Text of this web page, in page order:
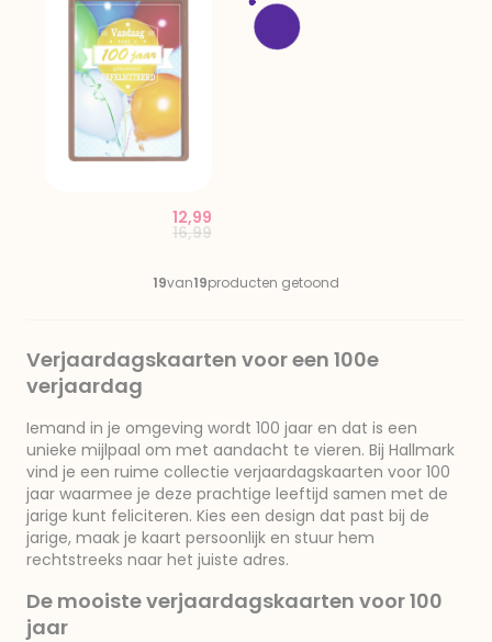
Price reduced from
16,99to
12,99
19van19producten getoond
Verjaardagskaarten voor een 100e
verjaardag
Iemand in je omgeving wordt 100 jaar en dat is een
unieke mijlpaal om met aandacht te vieren. Bij Hallmark
vind je een ruime collectie verjaardagskaarten voor 100
jaar waarmee je deze prachtige leeftijd samen met de
jarige kunt feliciteren. Kies een design dat past bij de
jarige, maak je kaart persoonlijk en stuur hem
rechtstreeks naar het juiste adres.
De mooiste verjaardagskaarten voor 100
jaar